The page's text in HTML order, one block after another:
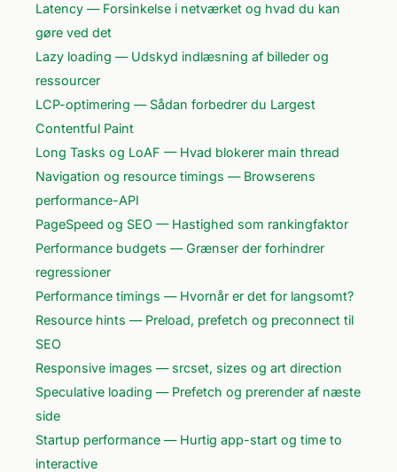
Latency — Forsinkelse i netværket og hvad du kan
gøre ved det
Lazy loading — Udskyd indlæsning af billeder og
ressourcer
LCP-optimering — Sådan forbedrer du Largest
Contentful Paint
Long Tasks og LoAF — Hvad blokerer main thread
Navigation og resource timings — Browserens
performance-API
PageSpeed og SEO — Hastighed som rankingfaktor
Performance budgets — Grænser der forhindrer
regressioner
Performance timings — Hvornår er det for langsomt?
Resource hints — Preload, prefetch og preconnect til
SEO
Responsive images — srcset, sizes og art direction
Speculative loading — Prefetch og prerender af næste
side
Startup performance — Hurtig app-start og time to
interactive